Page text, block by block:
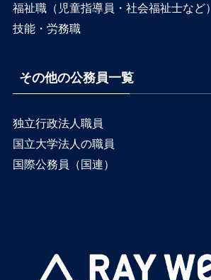
福祉職（児童指導員・社会福祉士など）
技能・労務職
その他の公務員一覧
独立行政法人職員
国立大学法人の職員
国際公務員（国連）